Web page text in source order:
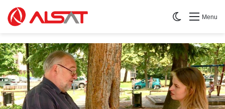
Menu
Switch skin